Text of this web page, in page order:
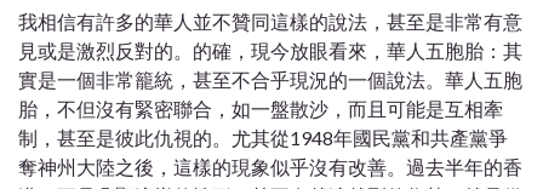
我相信有許多的華人並不贊同這樣的說法，甚至是非常有意
見或是激烈反對的。的確，現今放眼看來，華人五胞胎：其
實是一個非常籠統，甚至不合乎現況的一個說法。華人五胞
胎，不但沒有緊密聯合， 如一盤散沙 ，而且可能是互相牽
制，甚至是彼此仇視的。尤其從1948年國民黨和共產黨爭
奪神州大陸之後，這樣的現象似乎沒有改善。過去半年的香